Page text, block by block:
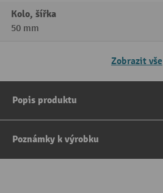
Kolo, šířka
50 mm
Zobrazit vše
Popis produktu
Poznámky k výrobku